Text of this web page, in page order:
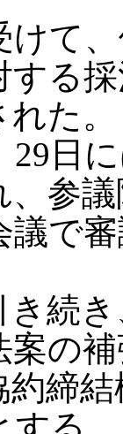
て
する
た。
日
参
議で
続
案の
締